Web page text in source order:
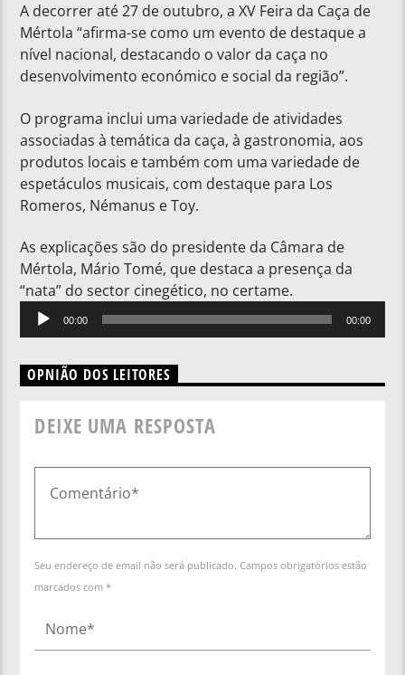
A decorrer até 27 de outubro, a XV Feira da Caça de
Mértola “afirma-se como um evento de destaque a
nível nacional, destacando o valor da caça no
desenvolvimento económico e social da região”.
O programa inclui uma variedade de atividades
associadas à temática da caça, à gastronomia, aos
produtos locais e também com uma variedade de
espetáculos musicais, com destaque para Los
Romeros, Némanus e Toy.
As explicações são do presidente da Câmara de
Mértola, Mário Tomé, que destaca a presença da
“nata” do sector cinegético, no certame.
Reprodutor
de
00:00 00:00
OPNIÃO DOS LEITORES
DEIXE UMA RESPOSTA
Seu endereço de email não será publicado. Campos obrigatórios estão
marcados com *